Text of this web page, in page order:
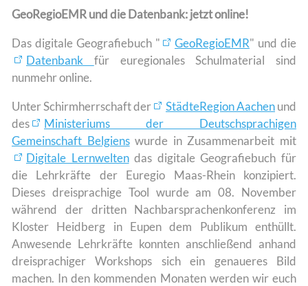
GeoRegioEMR und die Datenbank:jetzt online!
Das digitale Geografiebuch "
GeoRegioEMR" und die
Datenbank für euregionales Schulmaterial sind
nunmehr online.
Unter Schirmherrschaft der
StädteRegion Aachenund
des
Ministeriums der Deutschsprachigen
Gemeinschaft Belgienswurde in Zusammenarbeit mit
Digitale Lernweltendas digitale Geografiebuch für
die Lehrkräfte der Euregio Maas-Rhein konzipiert.
Dieses dreisprachige Tool wurde am 08. November
während der dritten Nachbarsprachenkonferenz im
Kloster Heidberg in Eupen dem Publikum enthüllt.
Anwesende Lehrkräfte konnten anschließend anhand
dreisprachiger Workshops sich ein genaueres Bild
machen. In den kommenden Monaten werden wir euch